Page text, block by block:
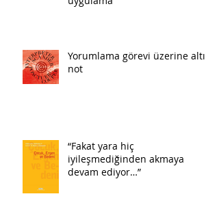
Yorumlama görevi üzerine altı
not
“Fakat yara hiç
iyileşmediğinden akmaya
devam ediyor…”